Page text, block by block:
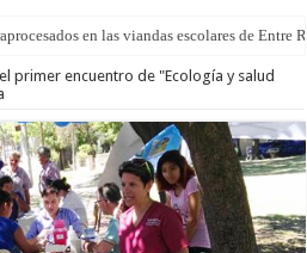
en las viandas escolares de Entre
de los Macanos”
primer encuentro de "Ecología y salud